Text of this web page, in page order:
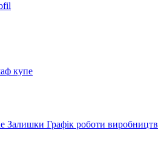
купе
Залишки Графік роботи виробництв